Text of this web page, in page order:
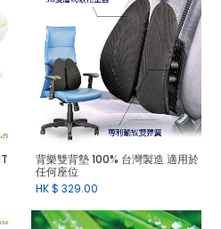
背樂雙背墊 100% 台灣製造 適用於
任何座位
HK $ 329.00